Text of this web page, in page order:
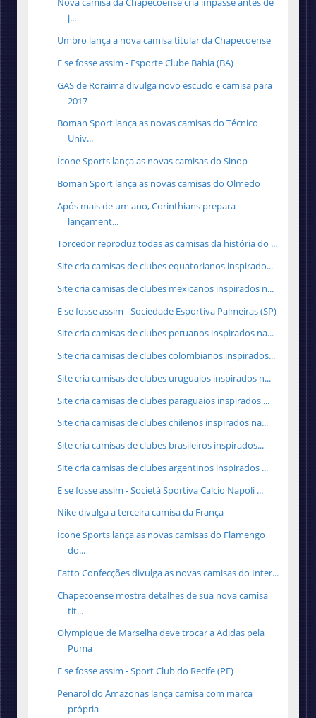
j...
Umbro lança a nova camisa titular da Chapecoense
E se fosse assim - Esporte Clube Bahia (BA)
GAS de Roraima divulga novo escudo e camisa para
2017
Boman Sport lança as novas camisas do Técnico
Univ...
Ícone Sports lança as novas camisas do Sinop
Boman Sport lança as novas camisas do Olmedo
Após mais de um ano, Corinthians prepara
lançament...
Torcedor reproduz todas as camisas da história do ...
Site cria camisas de clubes equatorianos inspirado...
Site cria camisas de clubes mexicanos inspirados n...
E se fosse assim - Sociedade Esportiva Palmeiras (SP)
Site cria camisas de clubes peruanos inspirados na...
Site cria camisas de clubes colombianos inspirados...
Site cria camisas de clubes uruguaios inspirados n...
Site cria camisas de clubes paraguaios inspirados ...
Site cria camisas de clubes chilenos inspirados na...
Site cria camisas de clubes brasileiros inspirados...
Site cria camisas de clubes argentinos inspirados ...
E se fosse assim - Società Sportiva Calcio Napoli ...
Nike divulga a terceira camisa da França
Ícone Sports lança as novas camisas do Flamengo
do...
Fatto Confecções divulga as novas camisas do Inter...
Chapecoense mostra detalhes de sua nova camisa
tit...
Olympique de Marselha deve trocar a Adidas pela
Puma
E se fosse assim - Sport Club do Recife (PE)
Penarol do Amazonas lança camisa com marca
própria